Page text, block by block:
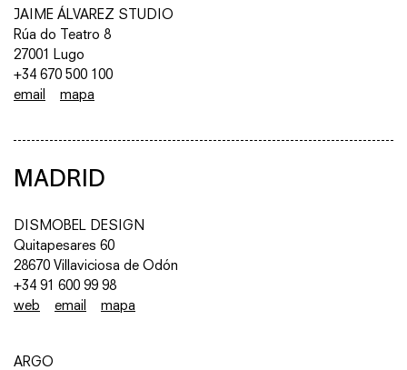
JAIME ÁLVAREZ STUDIO
Rúa do Teatro 8
27001 Lugo
+34 670 500 100
email
mapa
MADRID
DISMOBEL DESIGN
Quitapesares 60
28670 Villaviciosa de Odón
+34 91 600 99 98
web
email mapa
ARGO